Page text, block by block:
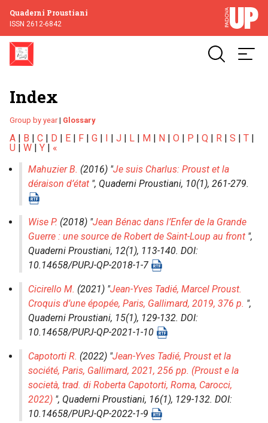
Quaderni Proustiani
ISSN 2612-6842
Index
Group by year | Glossary
A | B | C | D | E | F | G | I | J | L | M | N | O | P | Q | R | S | T |
U | W | Y | «
Mahuzier B. (2016) "Je suis Charlus: Proust et la
déraison d’état ", Quaderni Proustiani, 10(1), 261-279.
Wise P. (2018) "Jean Bénac dans l’Enfer de la Grande
Guerre : une source de Robert de Saint-Loup au front ",
Quaderni Proustiani, 12(1), 113-140. DOI:
10.14658/PUPJ-QP-2018-1-7
Cicirello M. (2021) "Jean-Yves Tadié, Marcel Proust.
Croquis d’une épopée, Paris, Gallimard, 2019, 376 p. ",
Quaderni Proustiani, 15(1), 129-132. DOI:
10.14658/PUPJ-QP-2021-1-10
Capotorti R. (2022) "Jean-Yves Tadié, Proust et la
société, Paris, Gallimard, 2021, 256 pp. (Proust e la
società, trad. di Roberta Capotorti, Roma, Carocci,
2022) ", Quaderni Proustiani, 16(1), 129-132. DOI:
10.14658/PUPJ-QP-2022-1-9